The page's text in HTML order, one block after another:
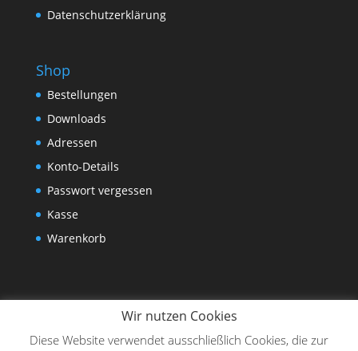
Datenschutzerklärung
Shop
Bestellungen
Downloads
Adressen
Konto-Details
Passwort vergessen
Kasse
Warenkorb
Wir nutzen Cookies
Diese Website verwendet ausschließlich Cookies, die zur